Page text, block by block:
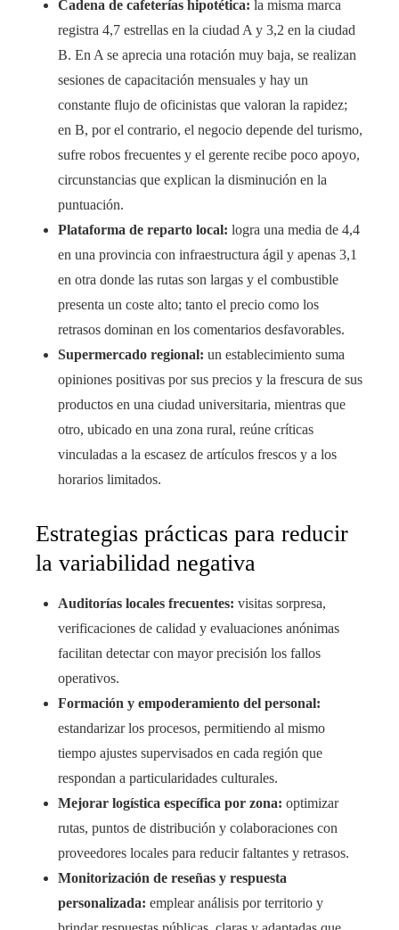
Cadena de cafeterías hipotética: la misma marca
registra 4,7 estrellas en la ciudad A y 3,2 en la ciudad
B. En A se aprecia una rotación muy baja, se realizan
sesiones de capacitación mensuales y hay un
constante flujo de oficinistas que valoran la rapidez;
en B, por el contrario, el negocio depende del turismo,
sufre robos frecuentes y el gerente recibe poco apoyo,
circunstancias que explican la disminución en la
puntuación.
Plataforma de reparto local: logra una media de 4,4
en una provincia con infraestructura ágil y apenas 3,1
en otra donde las rutas son largas y el combustible
presenta un coste alto; tanto el precio como los
retrasos dominan en los comentarios desfavorables.
Supermercado regional: un establecimiento suma
opiniones positivas por sus precios y la frescura de sus
productos en una ciudad universitaria, mientras que
otro, ubicado en una zona rural, reúne críticas
vinculadas a la escasez de artículos frescos y a los
horarios limitados.
Estrategias prácticas para reducir
la variabilidad negativa
Auditorías locales frecuentes: visitas sorpresa,
verificaciones de calidad y evaluaciones anónimas
facilitan detectar con mayor precisión los fallos
operativos.
Formación y empoderamiento del personal:
estandarizar los procesos, permitiendo al mismo
tiempo ajustes supervisados en cada región que
respondan a particularidades culturales.
Mejorar logística específica por zona: optimizar
rutas, puntos de distribución y colaboraciones con
proveedores locales para reducir faltantes y retrasos.
Monitorización de reseñas y respuesta
personalizada: emplear análisis por territorio y